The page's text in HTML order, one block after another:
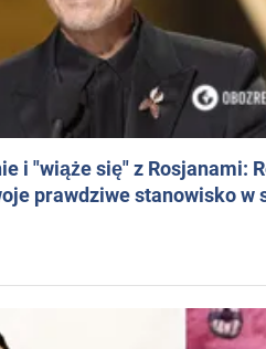
i "wiąże się" z Rosjanami:
prawdziwe stanowisko w